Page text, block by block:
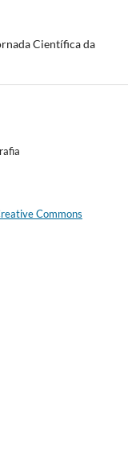
Científica da
Commons